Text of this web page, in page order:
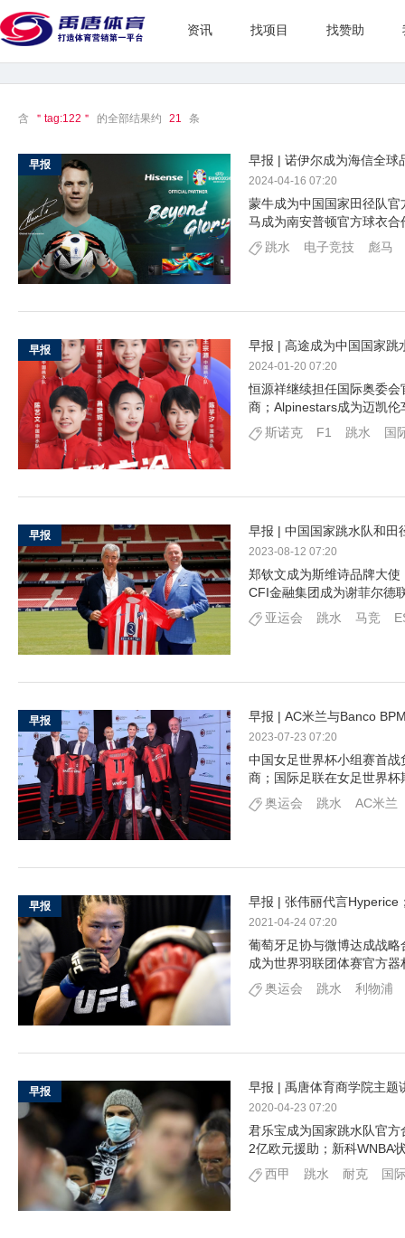
资讯 找项目 找赞助
含 ＂tag:122＂ 的全部结果约 21 条
早报 | 诺伊尔成为海信全球
2024-04-16 07:20
蒙牛成为中国国家田径队
马成为南安普顿官方球衣合
跳水
电子竞技 彪马
早报
早报 | 高途成为中国国家跳
2024-01-20 07:20
恒源祥继续担任国际奥委
商；Alpinestars成为迈凯
斯诺克
F1 跳水 国
早报
早报 | 中国国家跳水队和田
2023-08-12 07:20
郑钦文成为斯维诗品牌大
CFI金融集团成为谢菲尔德
亚运会
跳水 马竞
早报
早报 | AC米兰与Banco
2023-07-23 07:20
中国女足世界杯小组赛首
商；国际足联在女足世界
奥运会
跳水 AC米兰
早报
早报 | 张伟丽代言Hyperice
2021-04-24 07:20
葡萄牙足协与微博达成战
成为世界羽联团体赛官方器
奥运会
跳水 利物浦
早报
早报 | 禹唐体育商学院主题
2020-04-23 07:20
君乐宝成为国家跳水队官
2亿欧元援助；新科WNBA
西甲
跳水 耐克 国
早报